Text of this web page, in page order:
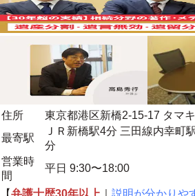
住所
東京都港区新橋2-15-17 タマ
最寄駅
ＪＲ新橋駅4分 三田線内幸町
分
営業時
間
平日 9:30〜18:00
【弁護士歴30年以上 説明が分かりや